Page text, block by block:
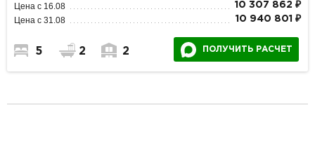
Цена с 16.08 10 307 862 ₽
Цена с 31.08 10 940 801 ₽
5 2 2 ПОЛУЧИТЬ РАСЧЕТ